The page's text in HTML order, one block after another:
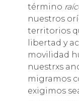
término
nuestros
territorios
libertad y
movilidad
nuestrxs
migramos
exigimos